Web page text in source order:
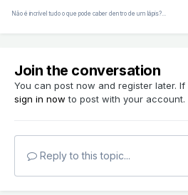
Não é incrível tudo o que pode caber dentro de um lápis?...
Join the conversation
You can post now and register later.
sign in now to post with your account.
Reply to this topic...